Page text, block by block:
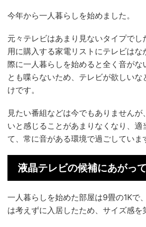
今年から一人暮らしを始めました。
元々テレビはあまり見ないタイプでし
用に購入する家電リストにテレビはな
際に一人暮らしを始めると全く音がな
とも喋らないため、テレビが欲しい
けです。
見たい番組などは今でもありませんが
いと感じることがあまりなくなり、適
て、常に音がある環境で過ごしていま
液晶テレビの候補にあがっ
一人暮らしを始めた部屋は9畳の1Kで
は考えずに入居したため、サイズ感を